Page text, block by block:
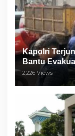
Kapolri
Bantu
Semeru
2,226 Views